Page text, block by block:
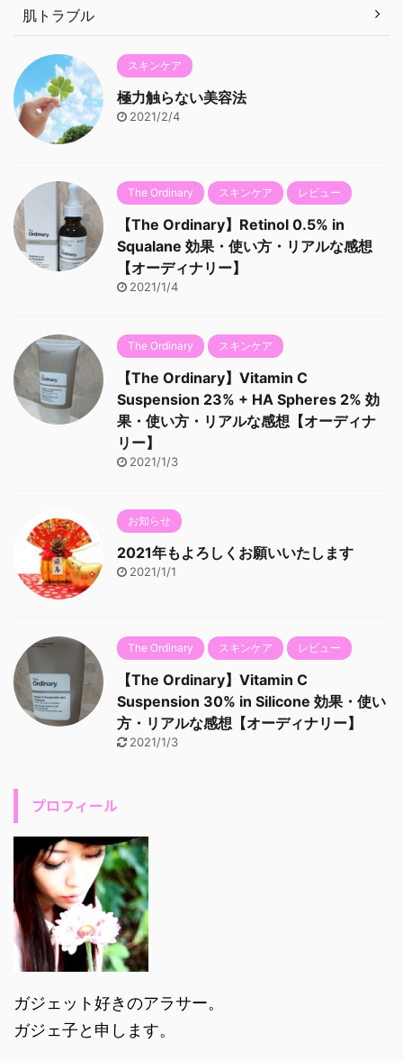
肌トラブル
スキンケア
極力触らない美容法
2021/2/4
The Ordinary スキンケア レビュー
【The Ordinary】Retinol 0.5% in
Squalane 効果・使い方・リアルな感想
【オーディナリー】
2021/1/4
The Ordinary スキンケア
【The Ordinary】Vitamin C
Suspension 23% + HA Spheres 2% 効
果・使い方・リアルな感想【オーディナ
リー】
2021/1/3
お知らせ
2021年もよろしくお願いいたします
2021/1/1
The Ordinary スキンケア レビュー
【The Ordinary】Vitamin C
Suspension 30% in Silicone 効果・使い
方・リアルな感想【オーディナリー】
2021/1/3
プロフィール
ガジェット好きのアラサー。
ガジェ子と申します。